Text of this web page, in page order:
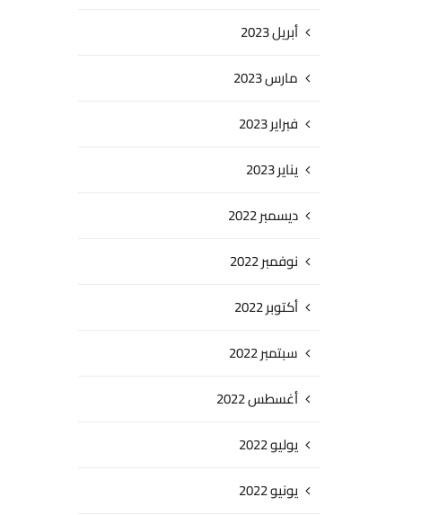
أبريل 2023
مارس 2023
فبراير 2023
يناير 2023
ديسمبر 2022
نوفمبر 2022
أكتوبر 2022
سبتمبر 2022
أغسطس 2022
يوليو 2022
يونيو 2022